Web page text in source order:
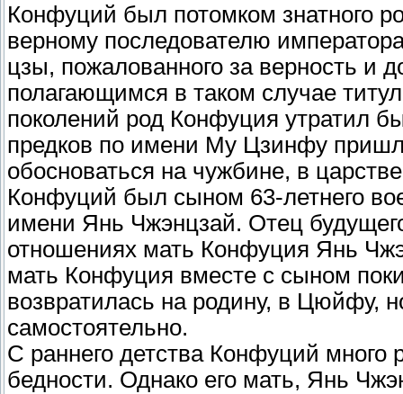
Конфуций был потомком знатного
верному последователю
цзы, пожалованного за верность и
полагающимся в таком случае
поколений род Конфуция утратил
предков по имени Му Цзинфу
обосноваться на чужбине, в
Конфуций был сыном 63-летнего
имени Янь Чжэнцзай. Отец
отношениях мать Конфуция Янь
мать Конфуция вместе с сыном
возвратилась на родину, в Цюйфу,
самостоятельно.
С раннего детства Конфуций много
бедности. Однако его мать, Янь